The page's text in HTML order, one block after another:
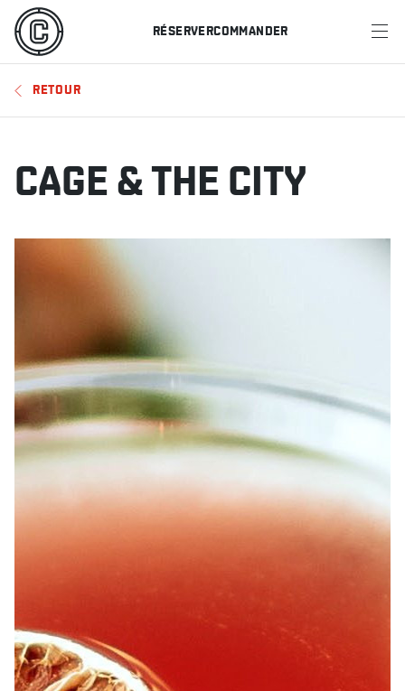
RÉSERVERCOMMANDER
MENU
RESTAURANTS
OFFRES ET PROMOTIONS
HORAIRE DES SPORTS
COMMANDER
À PROPOS
TRAITEUR ÉVÉNEMENTIEL NOUS JOINDRE
RETOUR
CAGE & THE CITY